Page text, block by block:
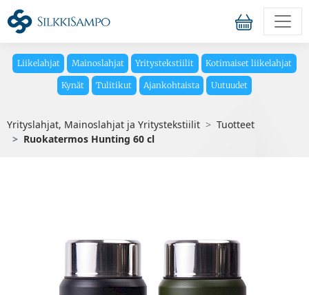
Liikelahjat Mainoslahjat Yritystekstiilit Kotimaiset liikelahjat
Kynät Tulitikut Ajankohtaista Uutuudet
Yrityslahjat, Mainoslahjat ja Yritystekstiilit
Tuotteet
Ruokatermos Hunting 60 cl